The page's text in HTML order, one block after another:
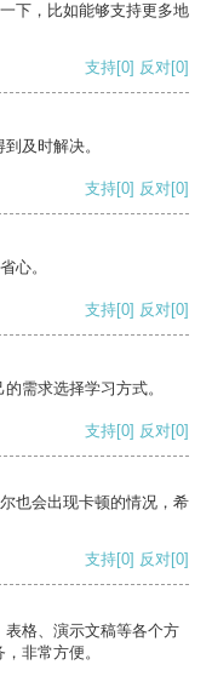
下，比如能够支持更多地
支持[0] 反对[0]
及时解决。
支持[0] 反对[0]
心。
支持[0] 反对[0]
需求选择学习方式。
支持[0] 反对[0]
也会出现卡顿的情况，希
支持[0] 反对[0]
格、演示文稿等各个方
非常方便。